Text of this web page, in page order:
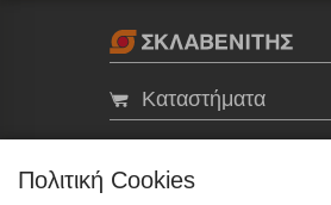
Καταστήματα
Πολιτική Cookies